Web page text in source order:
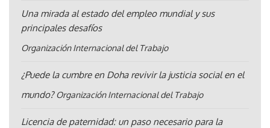
Una mirada al estado del empleo mundial y sus
principales desafíos
Organización Internacional del Trabajo
¿Puede la cumbre en Doha revivir la justicia social en el
mundo? Organización Internacional del Trabajo
Licencia de paternidad: un paso necesario para la